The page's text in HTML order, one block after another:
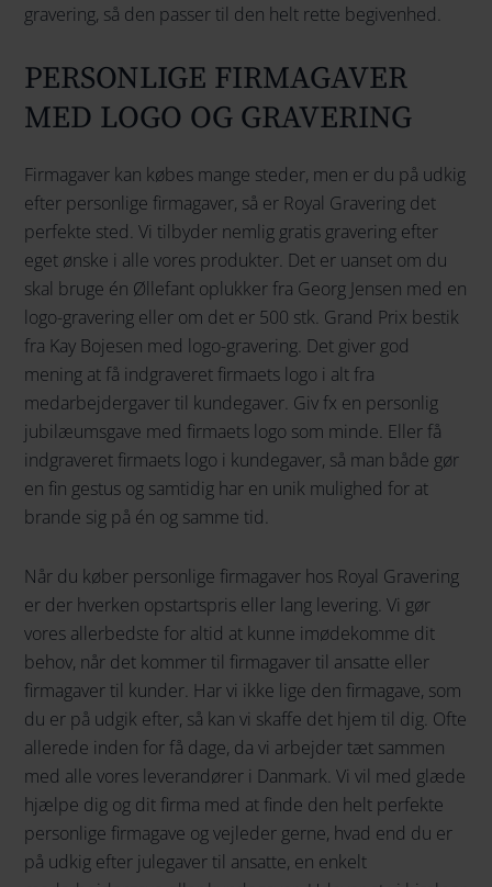
gravering, så den passer til den helt rette begivenhed.
PERSONLIGE FIRMAGAVER
MED LOGO OG GRAVERING
Firmagaver kan købes mange steder, men er du på udkig
efter personlige firmagaver, så er Royal Gravering det
perfekte sted. Vi tilbyder nemlig gratis gravering efter
eget ønske i alle vores produkter. Det er uanset om du
skal bruge én Øllefant oplukker fra Georg Jensen med en
logo-gravering eller om det er 500 stk. Grand Prix bestik
fra Kay Bojesen med logo-gravering. Det giver god
mening at få indgraveret firmaets logo i alt fra
medarbejdergaver til kundegaver. Giv fx en personlig
jubilæumsgave med firmaets logo som minde. Eller få
indgraveret firmaets logo i kundegaver, så man både gør
en fin gestus og samtidig har en unik mulighed for at
brande sig på én og samme tid.
Når du køber personlige firmagaver hos Royal Gravering
er der hverken opstartspris eller lang levering. Vi gør
vores allerbedste for altid at kunne imødekomme dit
behov, når det kommer til firmagaver til ansatte eller
firmagaver til kunder. Har vi ikke lige den firmagave, som
du er på udgik efter, så kan vi skaffe det hjem til dig. Ofte
allerede inden for få dage, da vi arbejder tæt sammen
med alle vores leverandører i Danmark. Vi vil med glæde
hjælpe dig og dit firma med at finde den helt perfekte
personlige firmagave og vejleder gerne, hvad end du er
på udkig efter julegaver til ansatte, en enkelt